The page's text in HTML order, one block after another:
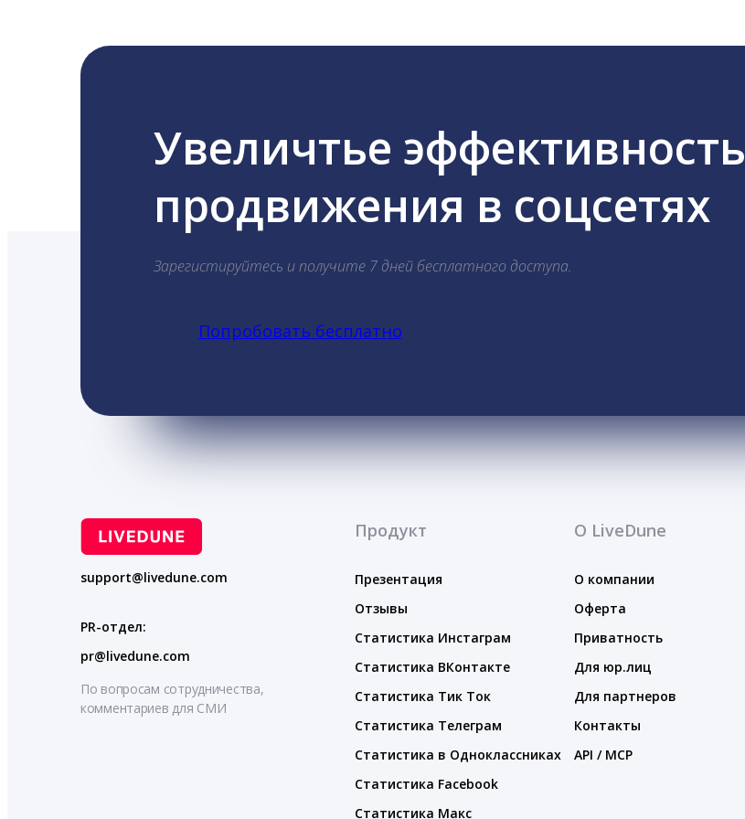
Увеличтье эффективность
продвижения в соцсетях
Зарегистируйтесь и получите 7 дней бесплатного доступа.
Попробовать бесплатно
support@livedune.com
PR-отдел:
pr@livedune.com
По вопросам сотрудничества,
комментариев для СМИ
Продукт
Презентация
Отзывы
Статистика Инстаграм
Статистика ВКонтакте
Статистика Тик Ток
Статистика Телеграм
Статистика в Одноклассниках
Статистика Facebook
Статистика Макс
О LiveDune
О компании
Оферта
Приватность
Для юр.лиц
Для партнеров
Контакты
API / MCP